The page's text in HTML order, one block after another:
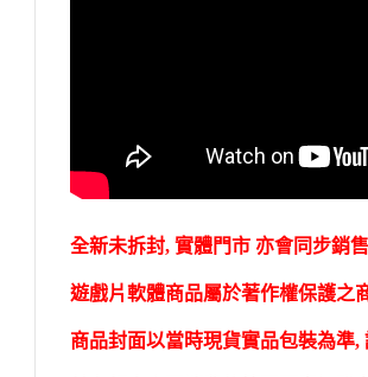
全新未拆封, 實體門市 亦會同步銷
遊戲片軟體商品屬於著作權保護之
商品封面以當時現貨實品包裝為準